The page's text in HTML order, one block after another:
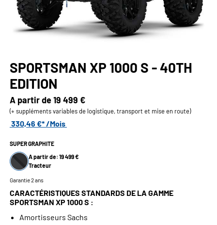
SPORTSMAN XP 1000 S - 40TH
EDITION
A partir de19 499 €
(+ suppléments variables de logistique, transport et mise en route)
330,46 €* /Mois
SUPER GRAPHITE
A partir de: 19 499 €
Tracteur
Garantie 2 ans
CARACTÉRISTIQUES STANDARDS DE LA GAMME
SPORTSMAN XP 1000 S :
Amortisseurs Sachs